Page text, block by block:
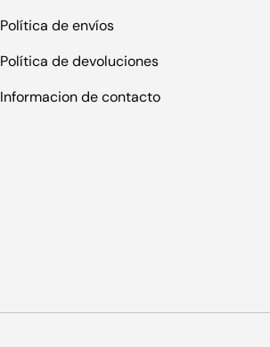
Política de envíos
Política de devoluciones
Informacion de contacto